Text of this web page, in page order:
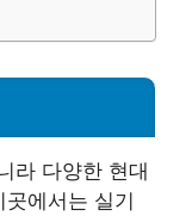
라 다양한 현대
에서는 실기